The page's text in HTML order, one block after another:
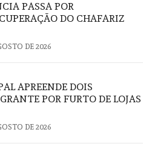
PASSA POR
DO CHAFARIZ
DE 2026
APREENDE DOIS
POR FURTO DE LOJAS
DE 2026